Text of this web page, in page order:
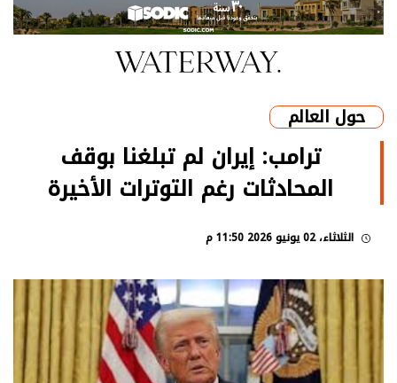
حول العالم
ترامب: إيران لم تبلغنا بوقف
المحادثات رغم التوترات الأخيرة
الثلاثاء، 02 يونيو 2026 11:50 م